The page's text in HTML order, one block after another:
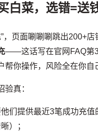
白菜，选错=送
，页面唰唰唰跳出200+店
——这话写在官网FAQ第3
帮你操作，风险全在你自
验真：
他们提供最近3笔成功充
）；